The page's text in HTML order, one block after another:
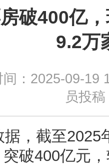
破400亿
9.2万
间：2025-09-19
员投稿
，截至2025
破400亿元